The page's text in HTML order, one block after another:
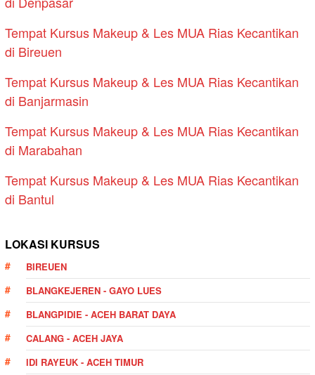
Tempat Kursus Makeup & Les MUA Rias Kecantikan
di Bireuen
Tempat Kursus Makeup & Les MUA Rias Kecantikan
di Banjarmasin
Tempat Kursus Makeup & Les MUA Rias Kecantikan
di Marabahan
Tempat Kursus Makeup & Les MUA Rias Kecantikan
di Bantul
LOKASI KURSUS
BIREUEN
BLANGKEJEREN - GAYO LUES
BLANGPIDIE - ACEH BARAT DAYA
CALANG - ACEH JAYA
IDI RAYEUK - ACEH TIMUR